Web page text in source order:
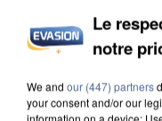
UN SECOND
INTERPELLÉ EN
Le
notre
We and our (447) partners
your consent and/or our
information on a device;